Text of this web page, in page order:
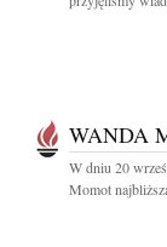
WANDA
W dniu 20
Momot